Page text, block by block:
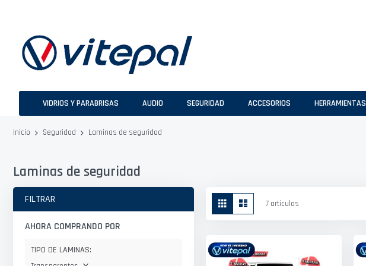
VIDRIOS Y PARABRISAS AUDIO SEGURIDAD ACCESORIOS HERRAMIENTAS
Inicio Seguridad Laminas de seguridad
Laminas de seguridad
Ver
como
Parrilla 7 artículos
FILTRAR
AHORA COMPRANDO POR
TIPO DE LAMINAS